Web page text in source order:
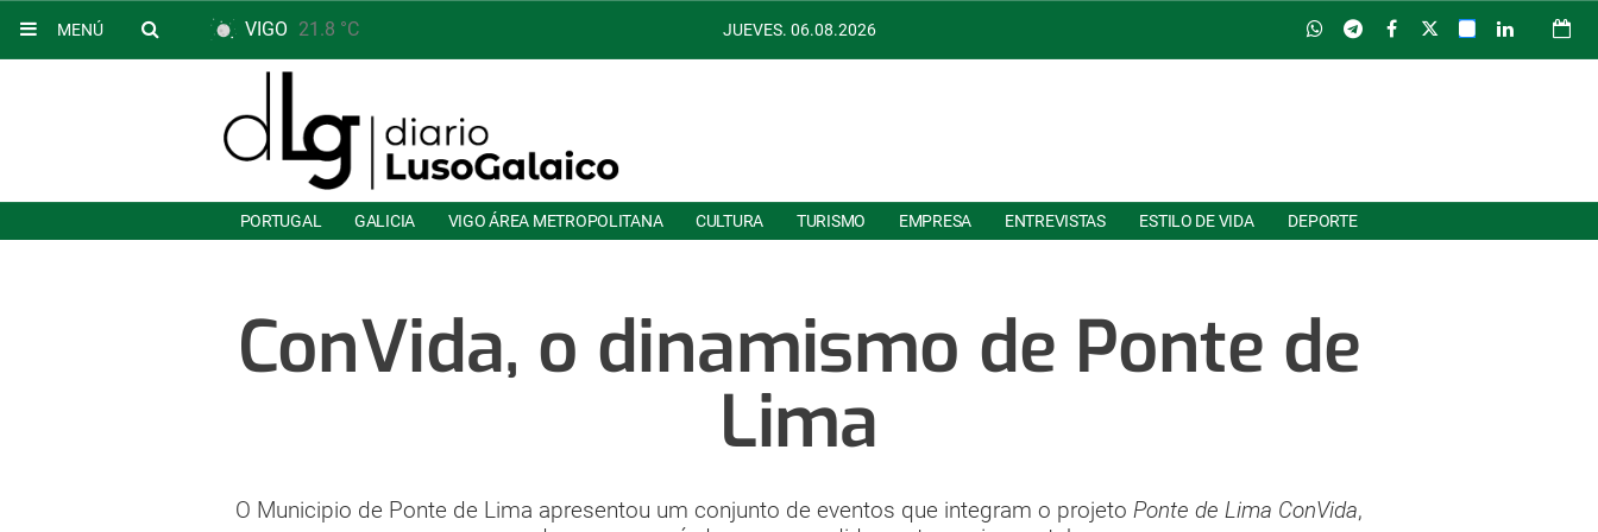
MENÚ VIGO 21.8 °C JUEVES. 06.08.2026
PORTUGAL GALICIA VIGO ÁREA METROPOLITANA CULTURA TURISMO EMPRESA ENTREVISTAS ESTILO DE VIDA DEPORTE
ConVida, o dinamismo de Ponte de
Lima
O Municipio de Ponte de Lima apresentou um conjunto de eventos que integram o projeto Ponte de Lima ConVida,